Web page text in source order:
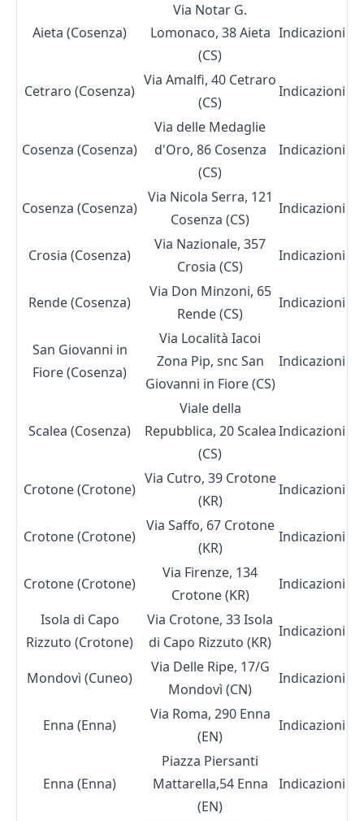
Aieta (Cosenza)
Via Notar G.
Lomonaco, 38 Aieta
(CS)
Indicazioni
Cetraro (Cosenza)
Via Amalfi, 40 Cetraro
(CS)
Indicazioni
Cosenza (Cosenza)
Via delle Medaglie
d'Oro, 86 Cosenza
(CS)
Indicazioni
Cosenza (Cosenza)
Via Nicola Serra, 121
Cosenza (CS)
Indicazioni
Crosia (Cosenza)
Via Nazionale, 357
Crosia (CS)
Indicazioni
Rende (Cosenza)
Via Don Minzoni, 65
Rende (CS)
Indicazioni
San Giovanni in
Fiore (Cosenza)
Via Località Iacoi
Zona Pip, snc San
Giovanni in Fiore (CS)
Indicazioni
Scalea (Cosenza)
Viale della
Repubblica, 20 Scalea
(CS)
Indicazioni
Crotone (Crotone)
Via Cutro, 39 Crotone
(KR)
Indicazioni
Crotone (Crotone)
Via Saffo, 67 Crotone
(KR)
Indicazioni
Crotone (Crotone)
Via Firenze, 134
Crotone (KR)
Indicazioni
Isola di Capo
Rizzuto (Crotone)
Via Crotone, 33 Isola
di Capo Rizzuto (KR)
Indicazioni
Mondovì (Cuneo)
Via Delle Ripe, 17/G
Mondovì (CN)
Indicazioni
Enna (Enna)
Via Roma, 290 Enna
(EN)
Indicazioni
Enna (Enna)
Piazza Piersanti
Mattarella,54 Enna
(EN)
Indicazioni